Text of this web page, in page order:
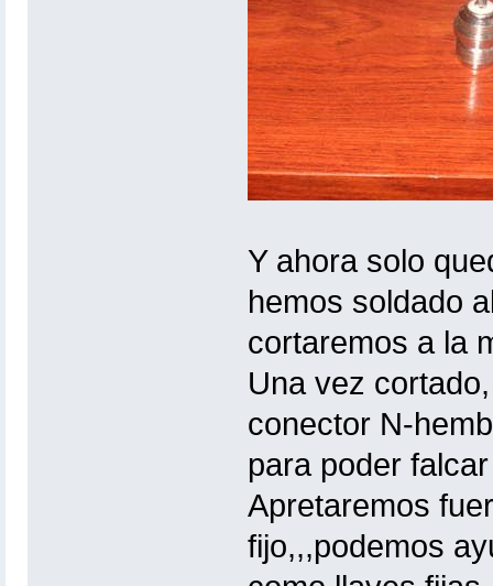
Y ahora solo
hemos soldado
cortaremos a la
Una vez
conector N-
para poder
Apretaremos
fijo,,,podemos